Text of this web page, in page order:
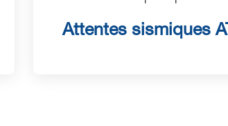
Attentes sismiques AT